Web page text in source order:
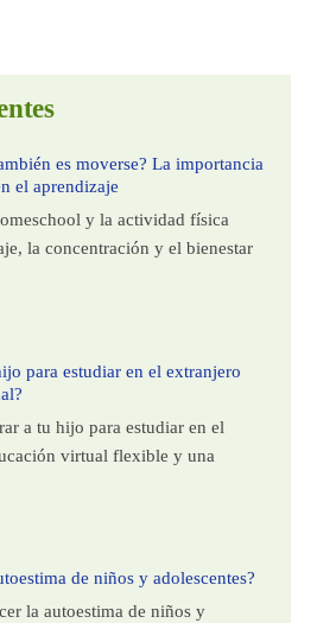
es moverse? La importancia
el aprendizaje
y la actividad física
la concentración y el bienestar
para estudiar en el extranjero
a tu hijo para estudiar en el
virtual flexible y una
de niños y adolescentes?
la autoestima de niños y